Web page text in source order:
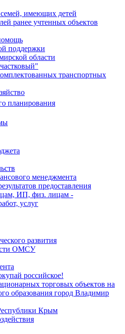
семей, имеющих детей
ранее учтенных объектов
поддержки
области
транспортных
планирования
менеджмента
предоставления
ИП, физ. лицам -
услуг
развития
ОМСУ
российское!
торговых объектов на
образования город Владимир
Крым